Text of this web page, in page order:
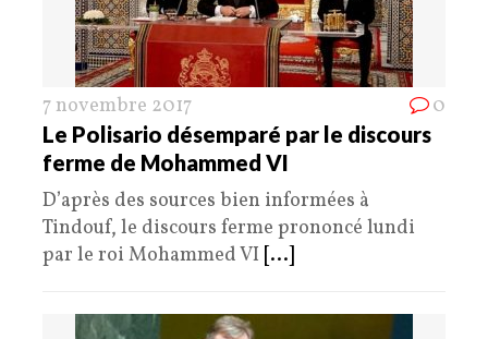
7 novembre 2017 0
Le Polisario désemparé par le discours
ferme de Mohammed VI
D’après des sources bien informées à
Tindouf, le discours ferme prononcé lundi
par le roi Mohammed VI [...]